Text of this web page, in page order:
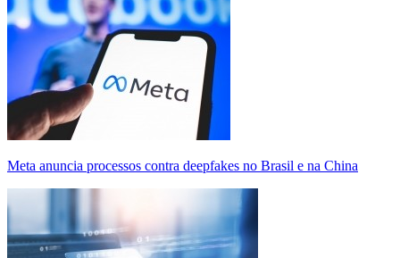
Meta anuncia processos contra deepfakes no Brasil e na China